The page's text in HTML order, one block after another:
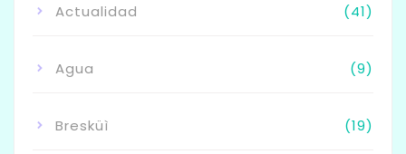
Actualidad (41)
Agua (9)
Bresküì (19)